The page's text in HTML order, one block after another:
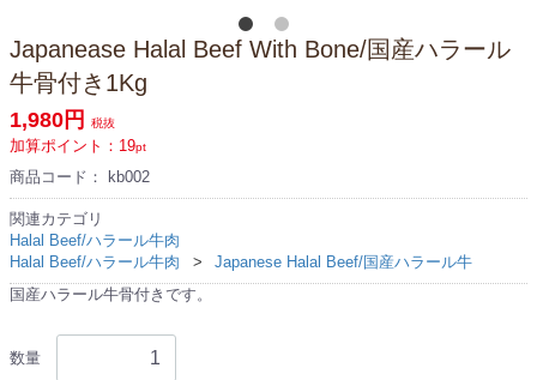
Japanease Halal Beef With Bone/国産ハラール
牛骨付き1Kg
1,980円 税抜
加算ポイント： 19pt
商品コード： kb002
関連カテゴリ
Halal Beef/ハラール牛肉
Halal Beef/ハラール牛肉
Japanese Halal Beef/国産ハラール牛
国産ハラール牛骨付きです。
数量